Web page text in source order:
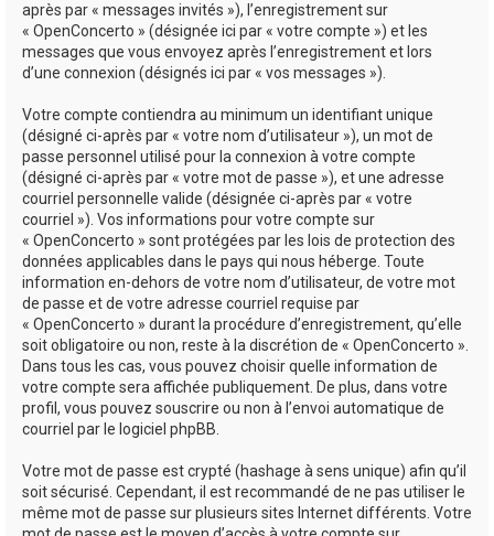
après par « messages invités »), l’enregistrement sur
« OpenConcerto » (désignée ici par « votre compte ») et les
messages que vous envoyez après l’enregistrement et lors
d’une connexion (désignés ici par « vos messages »).
Votre compte contiendra au minimum un identifiant unique
(désigné ci-après par « votre nom d’utilisateur »), un mot de
passe personnel utilisé pour la connexion à votre compte
(désigné ci-après par « votre mot de passe »), et une adresse
courriel personnelle valide (désignée ci-après par « votre
courriel »). Vos informations pour votre compte sur
« OpenConcerto » sont protégées par les lois de protection des
données applicables dans le pays qui nous héberge. Toute
information en-dehors de votre nom d’utilisateur, de votre mot
de passe et de votre adresse courriel requise par
« OpenConcerto » durant la procédure d’enregistrement, qu’elle
soit obligatoire ou non, reste à la discrétion de « OpenConcerto ».
Dans tous les cas, vous pouvez choisir quelle information de
votre compte sera affichée publiquement. De plus, dans votre
profil, vous pouvez souscrire ou non à l’envoi automatique de
courriel par le logiciel phpBB.
Votre mot de passe est crypté (hashage à sens unique) afin qu’il
soit sécurisé. Cependant, il est recommandé de ne pas utiliser le
même mot de passe sur plusieurs sites Internet différents. Votre